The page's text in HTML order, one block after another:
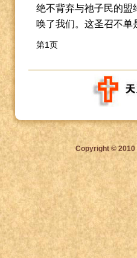
绝不背弃与祂子民的盟
唤了我们。这圣召不
第1页
Copyright © 2010 天主教